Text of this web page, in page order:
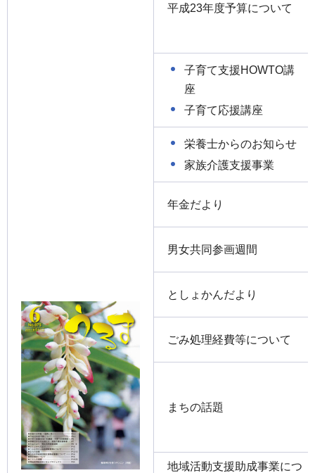
平成23年度予算について
子育て支援HOWTO講
座
子育て応援講座
栄養士からのお知らせ
家族介護支援事業
年金だより
男女共同参画週間
としょかんだより
ごみ処理経費等について
まちの話題
地域活動支援助成事業につ